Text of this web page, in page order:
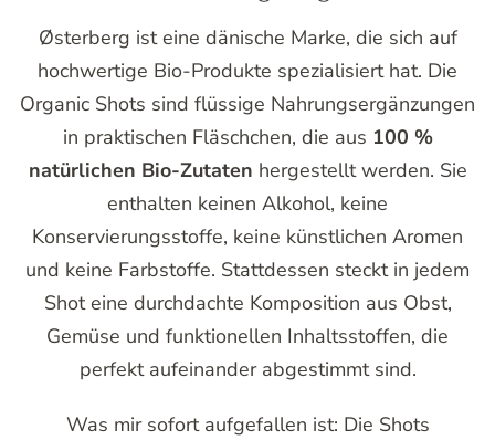
Østerberg ist eine dänische Marke, die sich auf
hochwertige Bio-Produkte spezialisiert hat. Die
Organic Shots sind flüssige Nahrungsergänzungen
in praktischen Fläschchen, die aus 100 %
natürlichen Bio-Zutaten hergestellt werden. Sie
enthalten keinen Alkohol, keine
Konservierungsstoffe, keine künstlichen Aromen
und keine Farbstoffe. Stattdessen steckt in jedem
Shot eine durchdachte Komposition aus Obst,
Gemüse und funktionellen Inhaltsstoffen, die
perfekt aufeinander abgestimmt sind.
Was mir sofort aufgefallen ist: Die Shots